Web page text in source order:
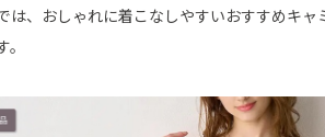
は、おしゃれに着こなしやすいおすすめキ